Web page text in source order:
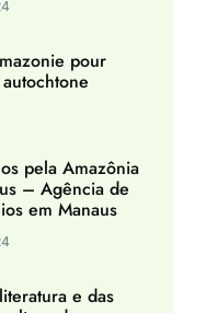
pour
pela Amazônia
– Agência de
em Manaus
e das